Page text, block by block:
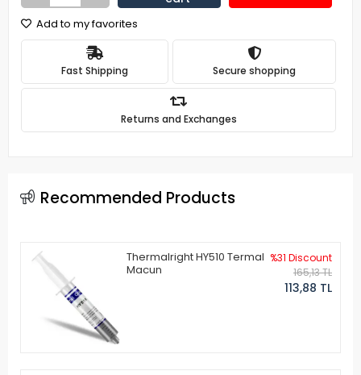
Add to my favorites
Fast Shipping Secure shopping
Returns and Exchanges
Recommended Products
Thermalright HY510 Termal
Macun
%31 Discount
165,13 TL
113,88 TL